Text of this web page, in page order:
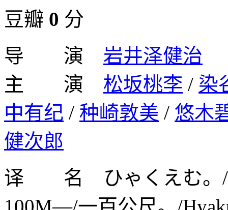
豆瓣 0 分
导 演 岩井泽健治
主 演 松坂桃李 / 染
中有纪 / 种崎敦美 / 悠木
健次郎
译 名 ひゃくえむ。/